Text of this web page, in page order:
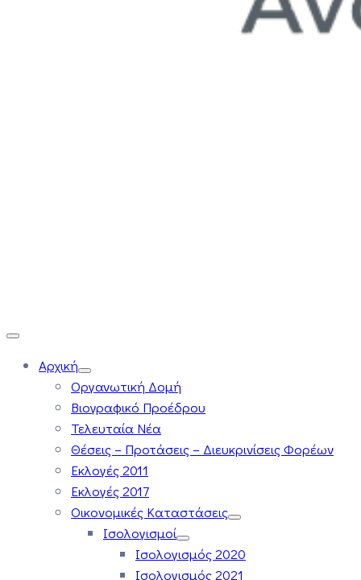
Αρχική
Οργανωτική Δομή
Βιογραφικό Προέδρου
Τελευταία Νέα
Θέσεις – Προτάσεις – Διευκρινίσεις Φορέων
Εκλογές 2011
Εκλογές 2017
Οικονομικές Καταστάσεις
Ισολογισμοί
Ισολογισμός 2020
Ισολογισμός 2021